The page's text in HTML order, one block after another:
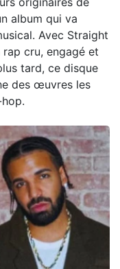
album qui va
Avec Straight
rap cru, engagé et
tard, ce disque
des œuvres les